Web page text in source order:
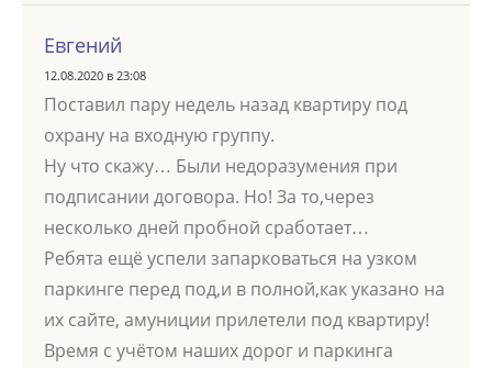
Евгений
12.08.2020 в 23:08
Поставил пару недель назад квартиру под
охрану на входную группу.
Ну что скажу… Были недоразумения при
подписании договора. Но! За то,через
несколько дней пробной сработает…
Ребята ещё успели запарковаться на узком
паркинге перед под,и в полной,как указано на
их сайте, амуниции прилетели под квартиру!
Время с учётом наших дорог и паркинга